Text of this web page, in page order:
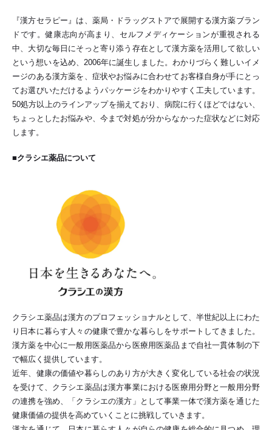
『漢方セラピー』は、薬局・ドラッグストアで展開する漢方薬ブラン
ドです。健康志向が高まり、セルフメディケーションが重視される
中、大切な毎日にそっと寄り添う存在として漢方薬を活用して欲しい
という想いを込め、2006年に誕生しました。わかりづらく難しいイメ
ージのある漢方薬を、症状やお悩みに合わせてお客様自身が手にとっ
てお選びいただけるようパッケージをわかりやすく工夫しています。
50処方以上のラインアップを揃えており、病院に行くほどではない、
ちょっとしたお悩みや、今まで対処が分からなかった症状などに対応
します。
■クラシエ薬品について
クラシエ薬品は漢方のプロフェッショナルとして、半世紀以上にわた
り日本に暮らす人々の健康で豊かな暮らしをサポートしてきました。
漢方薬を中心に一般用医薬品から医療用医薬品まで自社一貫体制の下
で幅広く提供しています。
近年、健康の価値や暮らしのあり方が大きく変化している社会の状況
を受けて、クラシエ薬品は漢方事業における医療用分野と一般用分野
の連携を強め、「クラシエの漢方」として事業一体で漢方薬を通じた
健康価値の提供を高めていくことに挑戦していきます。